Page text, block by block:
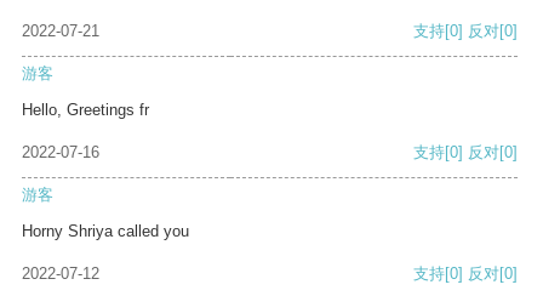
2022-07-21 支持[0] 反对[0]
游客
Hello, Greetings fr
2022-07-16 支持[0] 反对[0]
游客
Horny Shriya called you
2022-07-12 支持[0] 反对[0]